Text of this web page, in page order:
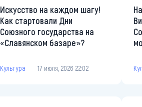
Искусство на каждом шагу!
Как стартовали Дни
Союзного государства на
«Славянском базаре»?
Культура 17 июля, 2026 22:02